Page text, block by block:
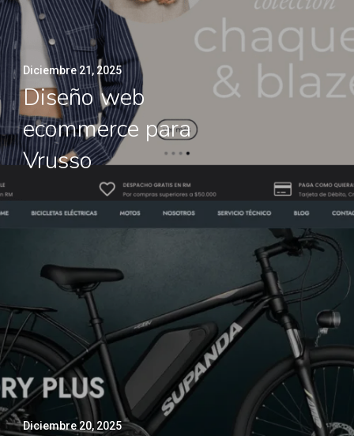
Diciembre 21, 2025
Diseño web
ecommerce para
Vrusso
Diciembre 20, 2025